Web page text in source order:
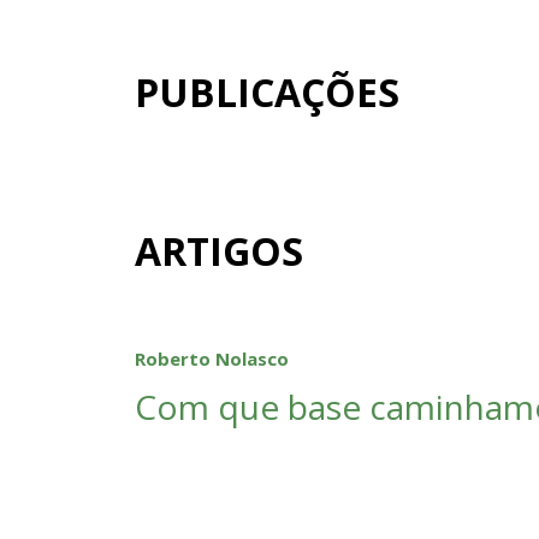
PUBLICAÇÕES
ARTIGOS
Roberto Nolasco
Com que base